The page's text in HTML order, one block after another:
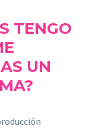
TENGO
UN